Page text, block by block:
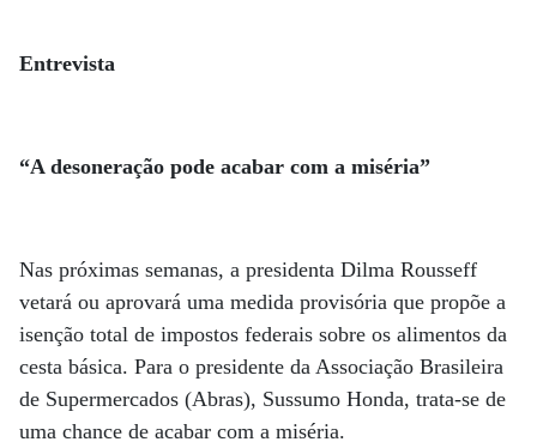
Entrevista
“A desoneração pode acabar com a miséria”
Nas próximas semanas, a presidenta Dilma Rousseff
vetará ou aprovará uma medida provisória que propõe a
isenção total de impostos federais sobre os alimentos da
cesta básica. Para o presidente da Associação Brasileira
de Supermercados (Abras), Sussumo Honda, trata-se de
uma chance de acabar com a miséria.